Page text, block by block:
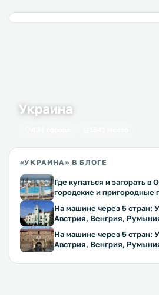
Украина
«УКРАИНА» В БЛОГЕ
Где купаться и загорать в
городские и пригородные
На машине через 5 стран:
Австрия, Венгрия,
На машине через 5 стран:
Австрия, Венгрия,